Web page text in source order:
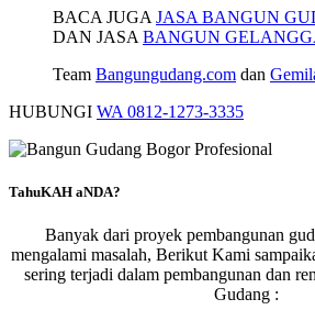
BACA JUGA JASA BANGUN
DAN JASA BANGUN
Team Bangungudang.com dan
HUBUNGI WA 0812-1273-3335
TahuKAH aNDA?
Banyak dari proyek pembangunan
mengalami masalah, Berikut Kami
sering terjadi dalam pembangunan dan
Gudang :